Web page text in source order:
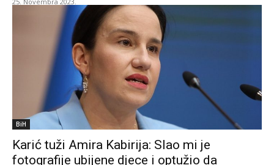
BiH
Karić tuži Amira Kabirija: Slao mi je
fotografije ubijene djece i optužio da